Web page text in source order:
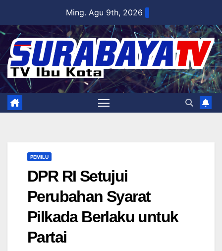
content
Ming. Agu 9th, 2026
PEMILU
DPR RI Setujui
Perubahan Syarat
Pilkada Berlaku untuk
Partai